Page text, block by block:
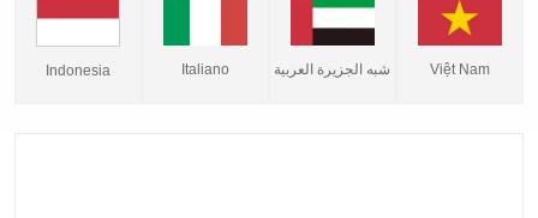
Indonesia Italiano شبه الجزيرة العربية Việt Nam